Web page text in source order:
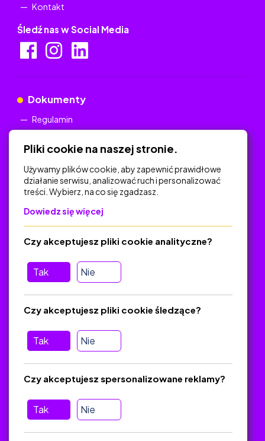
Kontakt
Śledź nas w Social Media
Dokumenty
Regulamin
Na skróty
Polityka Prywatności
Regulamin
O platformie
Baza materiałów dydaktycznych
Jak zostać autorem
FAQ
wiadomość nie trafiła do folderu SPAM)
Pliki cookie na naszej stronie.
Używamy plików cookie, aby zapewnić prawidłowe
działanie serwisu, analizować ruch i personalizować
treści. Wybierz, na co się zgadzasz.
Dowiedz się więcej
Tak Nie
Czy akceptujesz pliki cookie analityczne?
Tak Nie
Czy akceptujesz pliki cookie śledzące?
Tak Nie
Czy akceptujesz spersonalizowane reklamy?